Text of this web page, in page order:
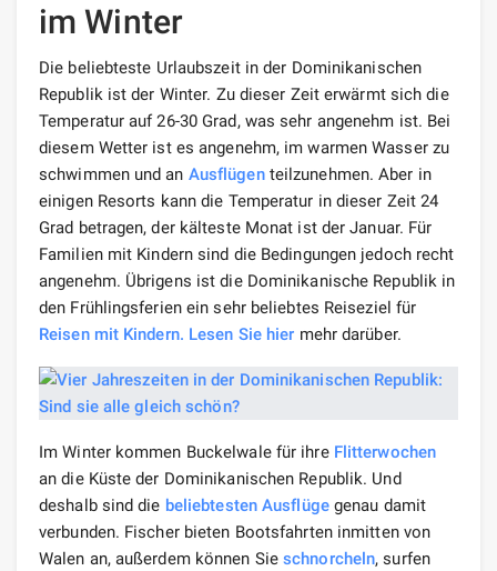
im Winter
Die beliebteste Urlaubszeit in der Dominikanischen
Republik ist der Winter. Zu dieser Zeit erwärmt sich die
Temperatur auf 26-30 Grad, was sehr angenehm ist. Bei
diesem Wetter ist es angenehm, im warmen Wasser zu
schwimmen und an Ausflügenteilzunehmen. Aber in
einigen Resorts kann die Temperatur in dieser Zeit 24
Grad betragen, der kälteste Monat ist der Januar. Für
Familien mit Kindern sind die Bedingungen jedoch recht
angenehm. Übrigens ist die Dominikanische Republik in
den Frühlingsferien ein sehr beliebtes Reiseziel für
Reisen mit Kindern. Lesen Sie hier mehr darüber.
Im Winter kommen Buckelwale für ihre Flitterwochen
an die Küste der Dominikanischen Republik. Und
deshalb sind die beliebtesten Ausflügegenau damit
verbunden. Fischer bieten Bootsfahrten inmitten von
Walen an, außerdem können Sieschnorcheln, surfen